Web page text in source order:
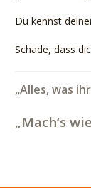
Du kennst
Schade, dass
„Alles, was
„Mach‘s